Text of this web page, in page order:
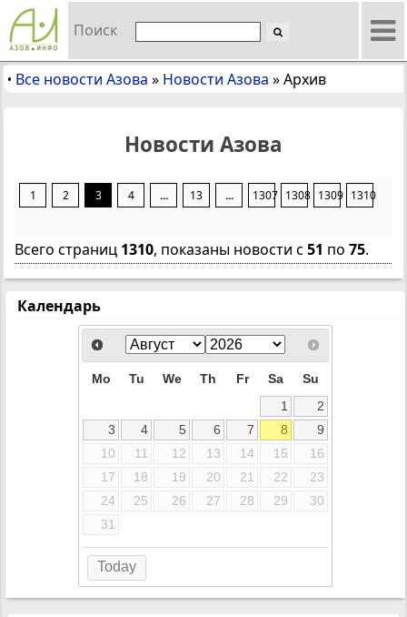
Поиск
• Все новости Азова » Новости Азова »Архив
Новости Азова
1 2 3 4 ... 13 ... 1307 1308 1309 1310
Всего страниц 1310, показаны новости с 51 по 75.
Календарь
Mo Tu We Th Fr Sa
Su
1
2
3
4 5 6 7 8
9
10
11 12 13 14 15
16
17
18 19 20 21 22
23
24
25 26 27 28 29
30
31
Today